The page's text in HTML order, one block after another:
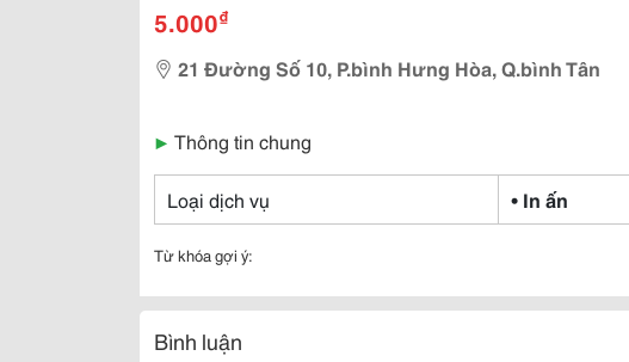
5.000₫
21 Đường Số 10, P.bình Hưng Hòa, Q.bình Tân
▶ Thông tin chung
Loại dịch vụ • In ấn
Từ khóa gợi ý:
Bình luận